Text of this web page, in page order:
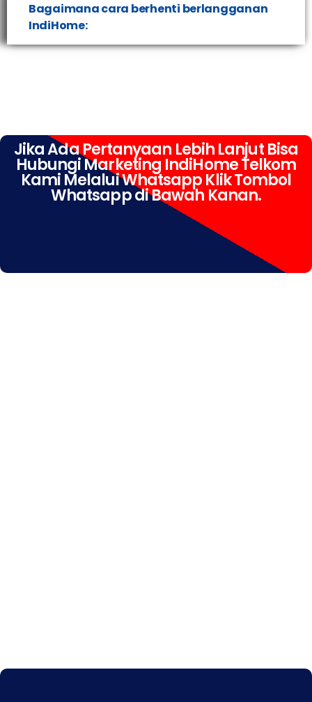
Bagaimana cara berhenti berlangganan
IndiHome:
Jika Ada Pertanyaan Lebih Lanjut Bisa
Hubungi Marketing IndiHome Telkom
Kami Melalui Whatsapp Klik Tombol
Whatsapp di Bawah Kanan.